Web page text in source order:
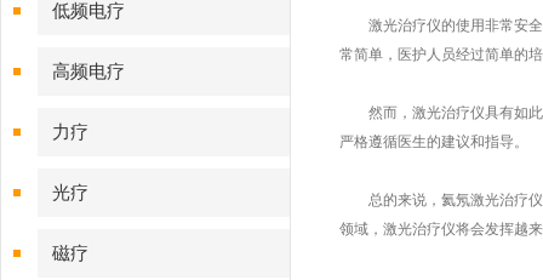
低频电疗
高频电疗
力疗
光疗
磁疗
激光治疗仪的使用非常安全
常简单，医护人员经过简单的
然而，激光治疗仪具有如此
严格遵循医生的建议和指导。
总的来说，氦氖激光治疗仪
领域，激光治疗仪将会发挥越